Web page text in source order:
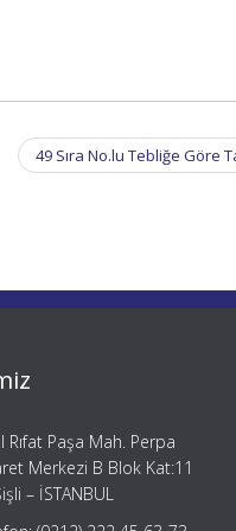
49 Sıra No.lu Tebliğe Göre
Rıfat Paşa Mah. Perpa
Merkezi B Blok Kat:11
– İSTANBUL